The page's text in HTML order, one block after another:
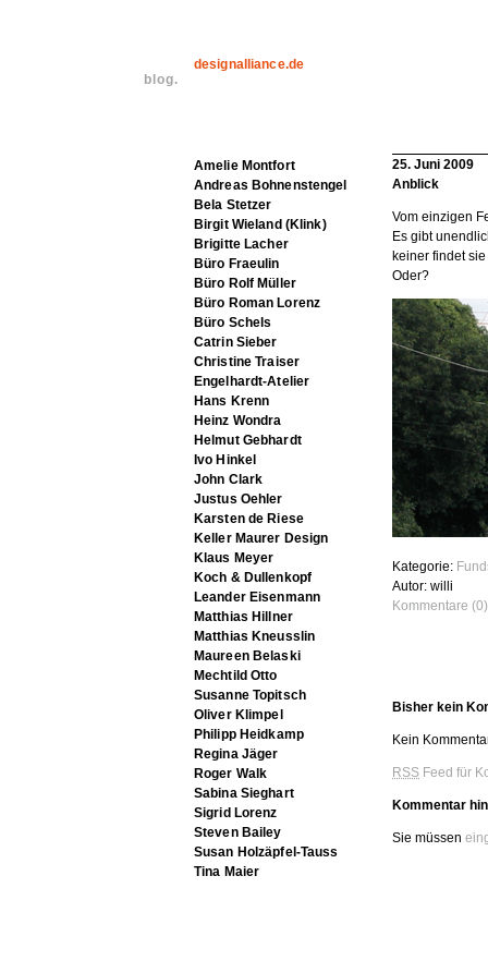
blog.
designalliance.de
25. Juni 2009
Anblick
Vom einzigen
Es gibt
keiner findet
Oder?
Kategorie:
Autor: willi
Kommentare (0)
Bisher kein
Kein
RSS Feed für
Kommentar
Sie müssen
Amelie Montfort
Andreas Bohnenstengel
Bela Stetzer
Birgit Wieland (Klink)
Brigitte Lacher
Büro Fraeulin
Büro Rolf Müller
Büro Roman Lorenz
Büro Schels
Catrin Sieber
Christine Traiser
Engelhardt-Atelier
Hans Krenn
Heinz Wondra
Helmut Gebhardt
Ivo Hinkel
John Clark
Justus Oehler
Karsten de Riese
Keller Maurer Design
Klaus Meyer
Koch & Dullenkopf
Leander Eisenmann
Matthias Hillner
Matthias Kneusslin
Maureen Belaski
Mechtild Otto
Susanne Topitsch
Oliver Klimpel
Philipp Heidkamp
Regina Jäger
Roger Walk
Sabina Sieghart
Sigrid Lorenz
Steven Bailey
Susan Holzäpfel-Tauss
Tina Maier